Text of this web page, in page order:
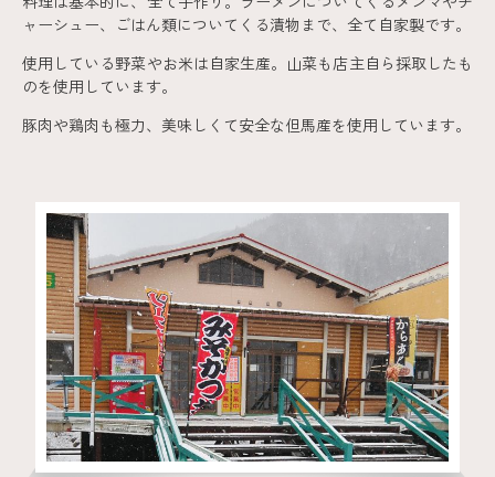
ャーシュー、ごはん類についてくる漬物まで、全て自家製です。
使用している野菜やお米は自家生産。山菜も店主自ら採取したも
のを使用しています。
豚肉や鶏肉も極力、美味しくて安全な但馬産を使用しています。